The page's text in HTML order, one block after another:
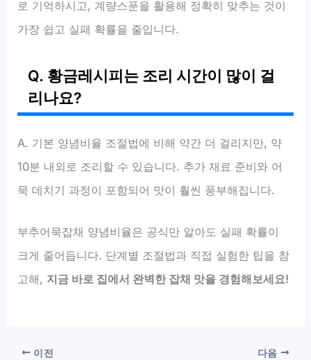
로 기억하시고, 계량스푼을 활용해 정확히 맞추는 것이
가장 쉽고 실패 확률을 줄입니다.
Q. 황금레시피는 조리 시간이 많이 걸
리나요?
A. 기본 양념비율 조절법에 비해 약간 더 걸리지만, 약
10분 내외로 조리할 수 있습니다. 추가 재료 준비와 어
묵 데치기 과정이 포함되어 맛이 훨씬 풍부해집니다.
부추어묵잡채 양념비율은 공식만 알아도 실패 확률이
크게 줄어듭니다. 단계별 조절법과 직접 실험한 팁을 참
고해, 지금 바로 집에서 완벽한 잡채 맛을 경험해보세요!
이전 다음